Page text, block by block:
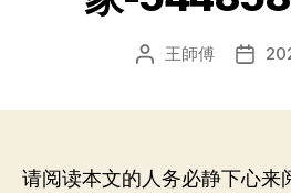
文 王師傅
发
请阅读本文的人务必静下心来